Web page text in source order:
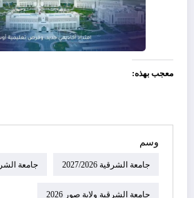
معجب بهذه:
وسم
جامعة الشرقية 2027/2026 جامعة
جامعة الشرقية ولاية صور 2026